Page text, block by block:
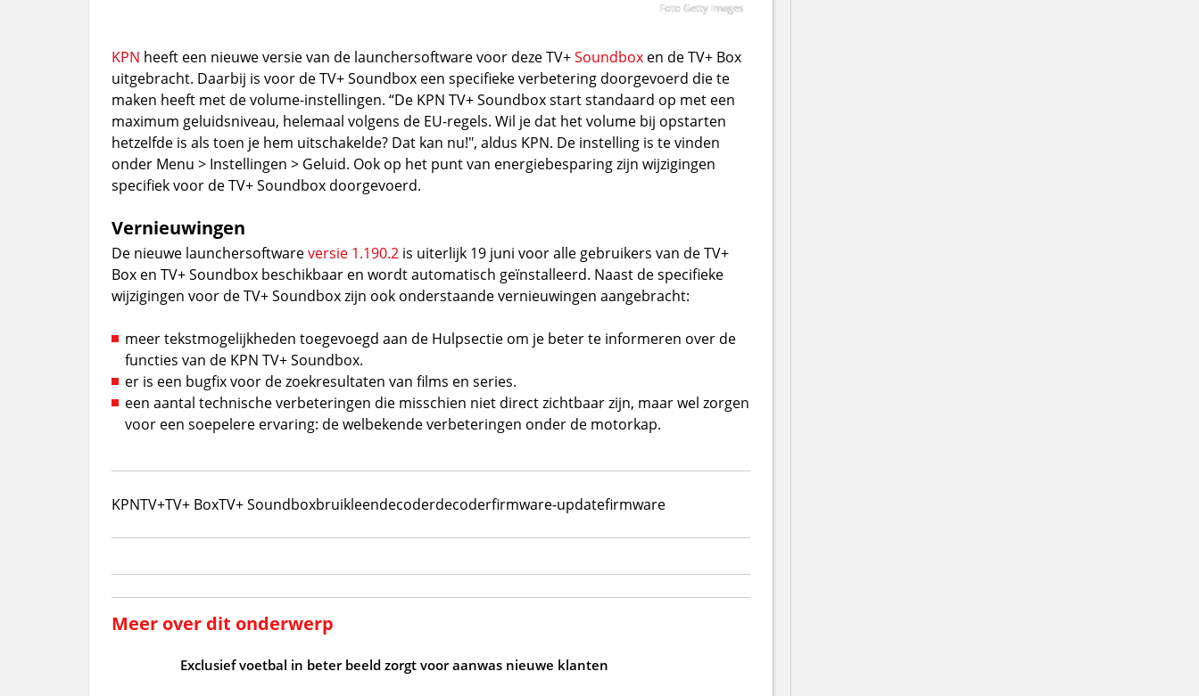
Foto Getty Images
KPN heeft een nieuwe versie van de launchersoftware voor deze TV+Soundboxen de TV+ Box
uitgebracht. Daarbij is voor de TV+ Soundbox een specifieke verbetering doorgevoerd die te
maken heeft met de volume-instellingen. “De KPN TV+ Soundbox start standaard op met een
maximum geluidsniveau, helemaal volgens de EU-regels. Wil je dat het volume bij opstarten
hetzelfde is als toen je hem uitschakelde? Dat kan nu!", aldus KPN. De instelling is te vinden
onder Menu > Instellingen > Geluid. Ook op het punt van energiebesparing zijn wijzigingen
specifiek voor de TV+ Soundbox doorgevoerd.
Vernieuwingen
De nieuwe launchersoftwareversie 1.190.2is uiterlijk 19 juni voor alle gebruikers van de TV+
Box en TV+ Soundbox beschikbaar en wordt automatisch geïnstalleerd. Naast de specifieke
wijzigingen voor de TV+ Soundbox zijn ook onderstaande vernieuwingen aangebracht:
meer tekstmogelijkheden toegevoegd aan de Hulpsectie om je beter te informeren over de
functies van de KPN TV+ Soundbox.
er is een bugfix voor de zoekresultaten van films en series.
een aantal technische verbeteringen die misschien niet direct zichtbaar zijn, maar wel zorgen
voor een soepelere ervaring: de welbekende verbeteringen onder de motorkap.
KPNTV+TV+ BoxTV+ Soundboxbruikleendecoderdecoderfirmware-updatefirmware
Meer over dit onderwerp
Exclusief voetbal in beter beeld zorgt voor aanwas nieuwe klanten